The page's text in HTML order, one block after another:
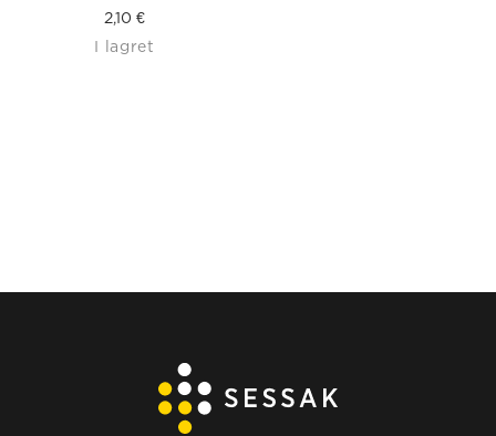
2,10 €
I lagret